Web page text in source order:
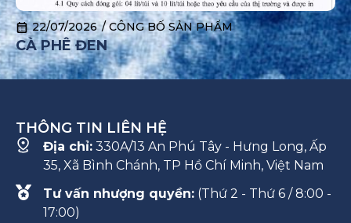
22/07/2026 / CÔNG BỐ SẢN PHẨM
CÀ PHÊ ĐEN
THÔNG TIN LIÊN HỆ
Địa chỉ: 330A/13 An Phú Tây - Hưng Long, Ấp
35, Xã Bình Chánh, TP Hồ Chí Minh, Việt Nam
Tư vấn nhượng quyền: (Thứ 2 - Thứ 6 / 8:00 -
17:00)